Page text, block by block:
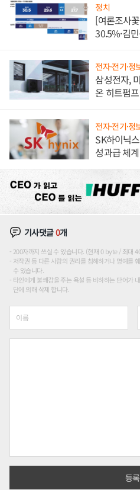
정치
[여론조사
30.5%·김
전자·전기·정
삼성전자,
온 히트펌
전자·전기·정
SK하이닉
성과급 체
기사댓글0개
200자까지 쓰실 수 있습니다. (현재 0 byte / 최대
저작권 등 다른 사람의 권리를 침해하거나 명예를
수 있습니다.
타인에게 불쾌감을 주는 욕설 등 비하하는 단어가
단에 의해 삭제 합니다.